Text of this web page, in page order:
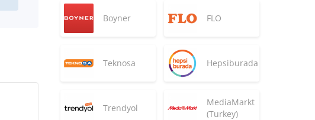
Boyner FLO
Teknosa Hepsiburada
Trendyol
MediaMarkt
(Turkey)